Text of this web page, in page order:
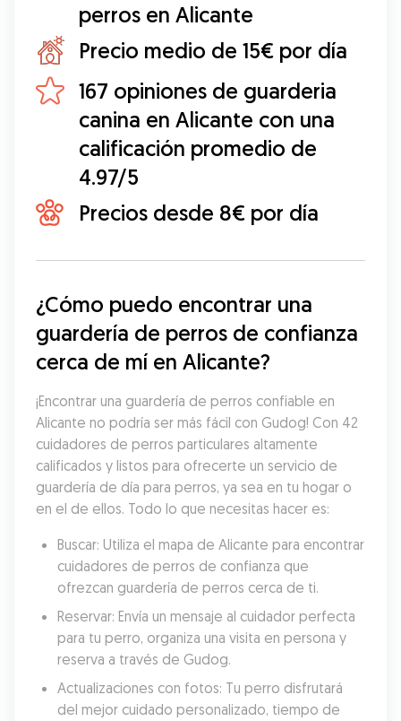
perros en Alicante
Precio medio de 15€ por día
167 opiniones de guarderia
canina en Alicante con una
calificación promedio de
4.97/5
Precios desde 8€ por día
¿Cómo puedo encontrar una
guardería de perros de confianza
cerca de mí en Alicante?
¡Encontrar una guardería de perros confiable en
Alicante no podría ser más fácil con Gudog! Con 42
cuidadores de perros particulares altamente
calificados y listos para ofrecerte un servicio de
guardería de día para perros, ya sea en tu hogar o
en el de ellos. Todo lo que necesitas hacer es:
Buscar: Utiliza el mapa de Alicante para encontrar
cuidadores de perros de confianza que
ofrezcan guardería de perros cerca de ti.
Reservar: Envía un mensaje al cuidador perfecta
para tu perro, organiza una visita en persona y
reserva a través de Gudog.
Actualizaciones con fotos: Tu perro disfrutará
del mejor cuidado personalizado, tiempo de